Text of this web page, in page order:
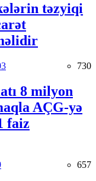
təzyiqi
730
8 milyon
AÇG-yə
faiz
657